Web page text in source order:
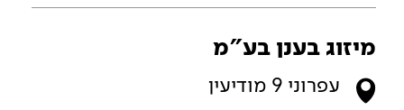
מיזוג בענן בע"מ
עפרוני 9 מודיעין